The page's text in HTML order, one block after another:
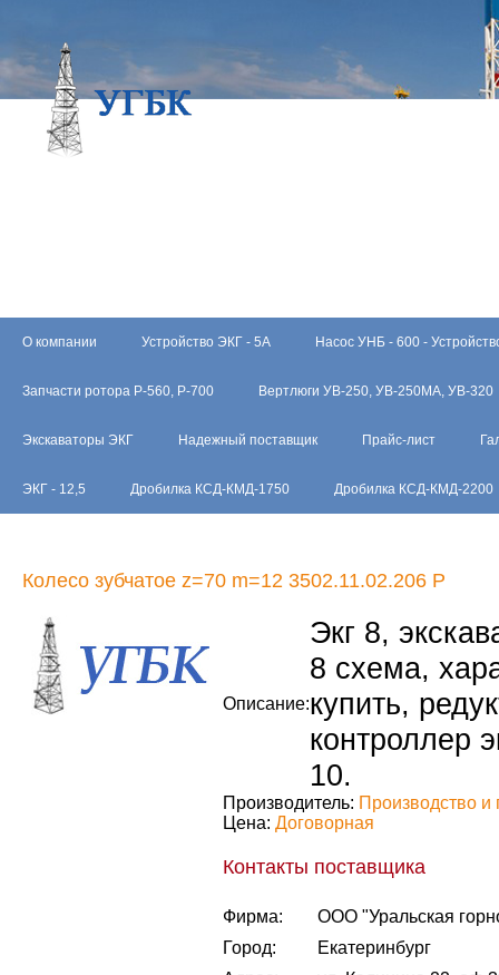
О компании Устройство ЭКГ - 5А Насос УНБ - 600 -
Запчасти ротора Р-560, Р-700 Вертлюги УВ-250, УВ-250МА, УВ-320
Экскаваторы ЭКГ Надежный поставщик Прайс-лист
ЭКГ - 12,5 Дробилка КСД-КМД-1750 Дробилка КСД-КМД-2200
Колесо зубчатое z=70 m=12 3502.11.02.206 Р
Описание:
Экг 8,
8 схема,
купить,
контроллер
10.
Производитель: Производство и
Цена: Договорная
Контакты поставщика
Фирма:
ООО "Уральская
Город:
Екатеринбург